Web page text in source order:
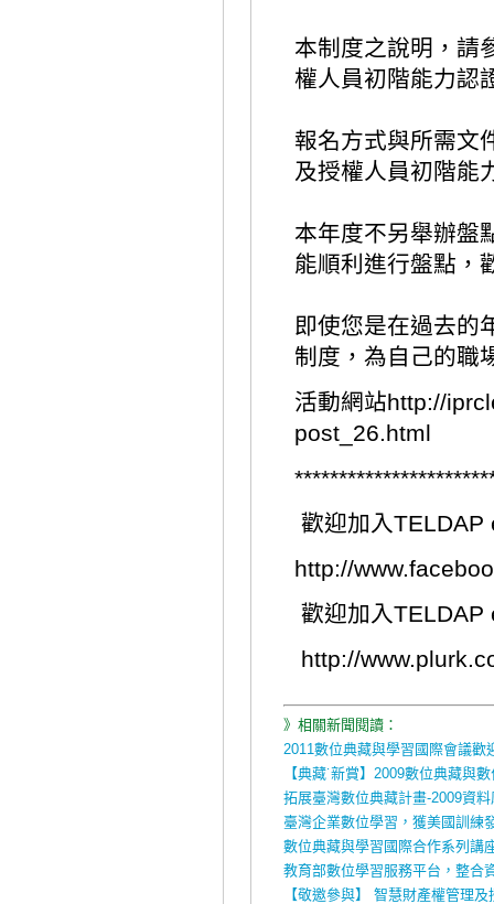
本制度之說明，請
權人員初階能力認
報名方式與所需文
及授權人員初階能
本年度不另舉辦盤
能順利進行盤點，
即使您是在過去的
制度，為自己的職
活動網站http://
post_26.html
歡迎加入TELDAP
http://
歡迎加入TELDAP
http://
》相關新聞閱讀：
2011數位典藏與學習國際會議歡
【典藏˙新賞】2009數位典藏與
拓展臺灣數位典藏計畫-2009資
臺灣企業數位學習，獲美國訓練
數位典藏與學習國際合作系列講
教育部數位學習服務平台，整合
【敬邀參與】 智慧財產權管理